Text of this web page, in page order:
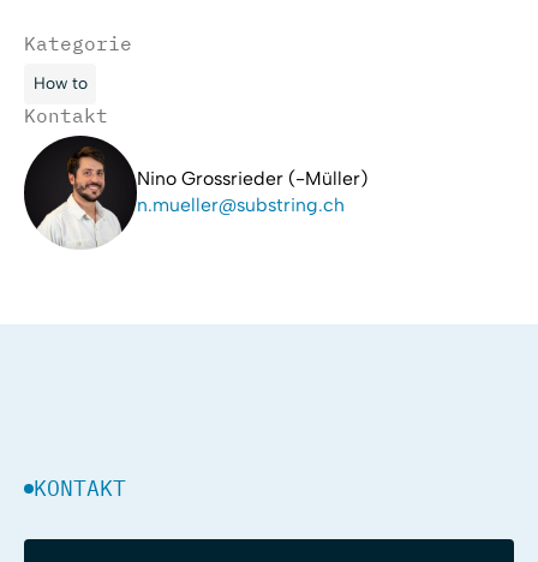
Kategorie
How to
Kontakt
Nino Grossrieder (-Müller)
n.mueller@substring.ch
KONTAKT